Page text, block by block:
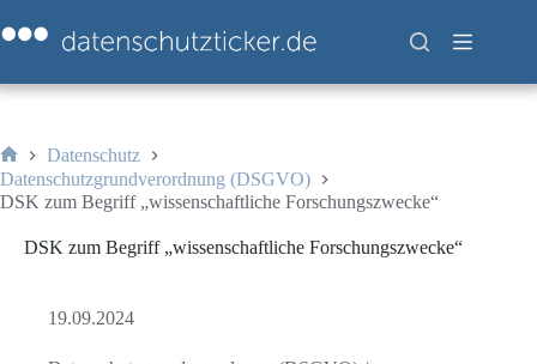
Inhalt
springen
Start
Datenschutz
Datenschutzgrundverordnung (DSGVO)
DSK zum Begriff „wissenschaftliche Forschungszwecke“
DSK zum Begriff „wissenschaftliche Forschungszwecke“
19.09.2024